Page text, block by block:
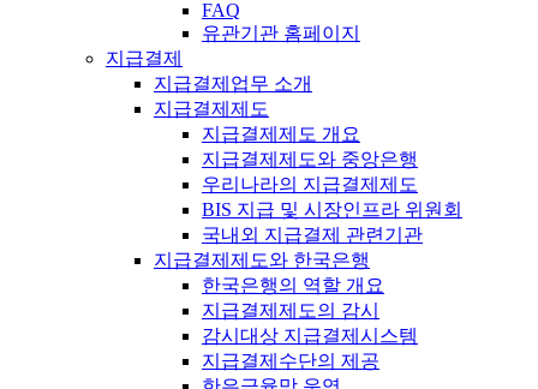
FAQ
유관기관 홈페이지
지급결제
지급결제업무 소개
지급결제제도
지급결제제도 개요
지급결제제도와 중앙은행
우리나라의 지급결제제도
BIS 지급 및 시장인프라 위원회
국내외 지급결제 관련기관
지급결제제도와 한국은행
한국은행의 역할 개요
지급결제제도의 감시
감시대상 지급결제시스템
지급결제수단의 제공